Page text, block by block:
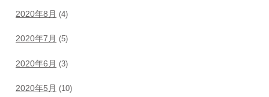
2020年8月 (4)
2020年7月 (5)
2020年6月 (3)
2020年5月 (10)